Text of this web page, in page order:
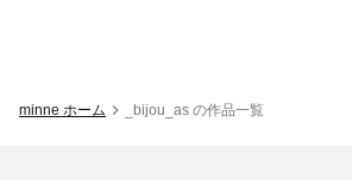
minne ホーム _bijou_as の作品一覧